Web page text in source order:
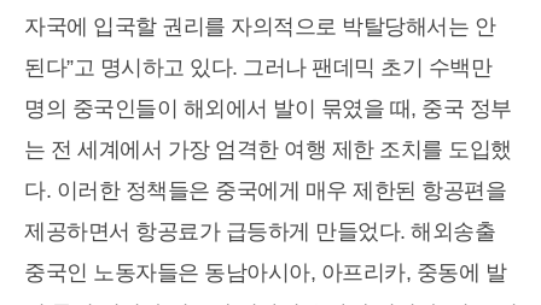
자국에 입국할 권리를 자의적으로 박탈당해서는 안
된다”고 명시하고 있다. 그러나 팬데믹 초기 수백만
명의 중국인들이 해외에서 발이 묶였을 때, 중국 정부
는 전 세계에서 가장 엄격한 여행 제한 조치를 도입했
다. 이러한 정책들은 중국에게 매우 제한된 항공편을
제공하면서 항공료가 급등하게 만들었다. 해외송출
중국인 노동자들은 동남아시아, 아프리카, 중동에 발